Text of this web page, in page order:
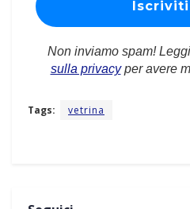
Non inviamo spam!
sulla privacyper avere
Tags: vetrina